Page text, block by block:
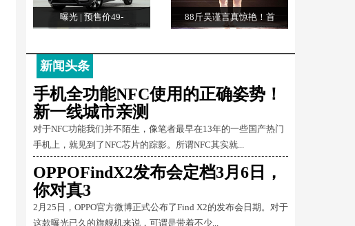
曝光 | 预售价49- 88斤吴谨言真惊艳！首
新闻头条
手机全功能NFC使用的正确姿势！
新一线城市亲测
对于NFC功能我们并不陌生，像笔者最早在13年的一些国产热门
手机上，就见到了NFC芯片的踪影。所谓NFC其实就...
OPPOFindX2发布会定档3月6日，
你对真3
2月25日，OPPO官方微博正式公布了Find X2的发布会日期。对于
这款曝光已久的旗舰机来说，可谓是带着不少...